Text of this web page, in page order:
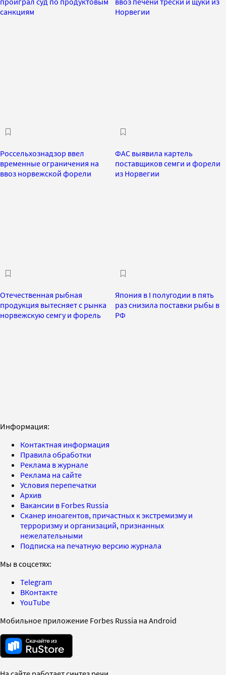
санкциям
Норвегии
Россельхознадзор ввел
временные ограничения на
ввоз норвежской форели
ФАС выявила картель
поставщиков семги и форели
из Норвегии
Отечественная рыбная
продукция вытесняет с рынка
норвежскую семгу и форель
Япония в I полугодии в пять
раз снизила поставки рыбы в
РФ
Информация:
Контактная информация
Правила обработки
Реклама в журнале
Реклама на сайте
Условия перепечатки
Архив
Вакансии в Forbes Russia
Сканер иноагентов, причастных к экстремизму и
терроризму и организаций, признанных
нежелательными
Подписка на печатную версию журнала
Мы в соцсетях:
Telegram
ВКонтакте
YouTube
Мобильное приложение Forbes Russia на Android